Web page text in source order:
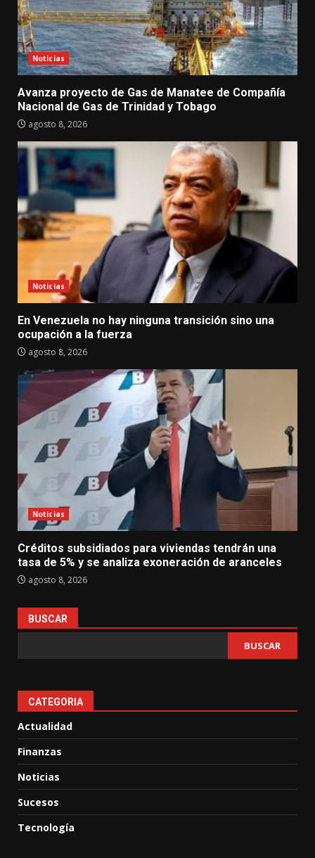
Noticias
Avanza proyecto de Gas de Manatee de Compañía
Nacional de Gas de Trinidad y Tobago
agosto 8, 2026
Noticias
En Venezuela no hay ninguna transición sino una
ocupación a la fuerza
agosto 8, 2026
Noticias
Créditos subsidiados para viviendas tendrán una
tasa de 5% y se analiza exoneración de aranceles
agosto 8, 2026
BUSCAR
BUSCAR
CATEGORIA
Actualidad
Finanzas
Noticias
Sucesos
Tecnología